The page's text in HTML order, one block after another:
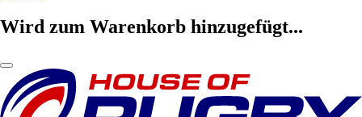
Wird zum Warenkorb hinzugefügt...